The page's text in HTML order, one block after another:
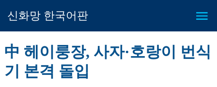
신화망 한국어판
中 헤이룽장, 사자·호랑이 번식
기 본격 돌입